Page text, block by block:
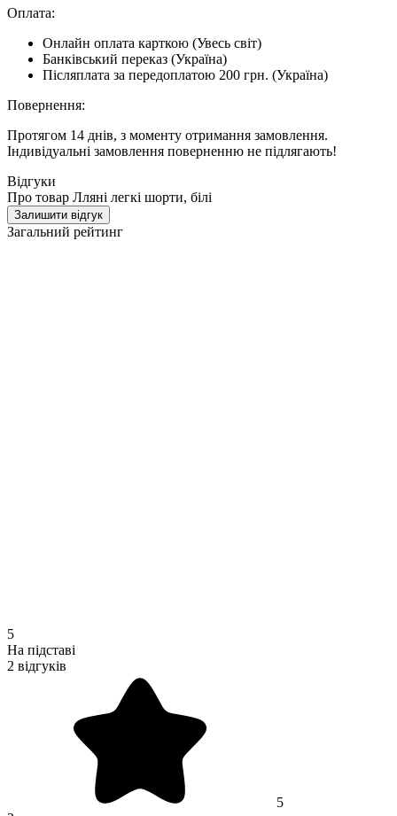
Оплата:
Онлайн оплата карткою (Увесь світ)
Банківський переказ (Україна)
Післяплата за передоплатою 200 грн. (Україна)
Повернення:
Протягом 14 днів, з моменту отримання замовлення.
Індивідуальні замовлення поверненню не підлягають!
Відгуки
Про товар Лляні легкі шорти, білі
Залишити відгук
Загальний рейтинг
5
На підставі
2 відгуків
5